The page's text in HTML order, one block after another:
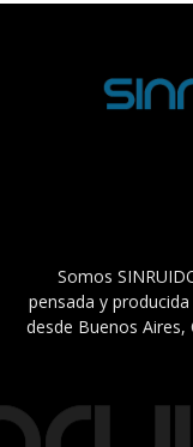
Somos
pensada y
desde Buenos Aires,